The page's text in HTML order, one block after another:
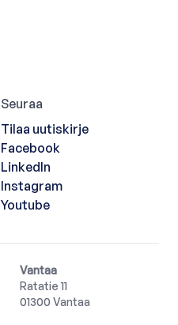
Seuraa
Tilaa uutiskirje
Facebook
LinkedIn
Instagram
Youtube
Vantaa
Ratatie 11
01300 Vantaa